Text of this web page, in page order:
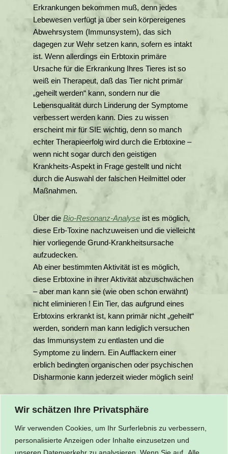
Wir schätzen Ihre Privatsphäre
Wir verwenden Cookies, um Ihr Surferlebnis zu verbessern,
personalisierte Anzeigen oder Inhalte einzusetzen und
unseren Datenverkehr zu analysieren. Wenn Sie auf „Alle
Erkrankungen bekommen muß, denn jedes
Lebewesen verfügt ja über sein körpereigenes
Abwehrsystem (Immunsystem), das sich
dagegen zur Wehr setzen kann, sofern es intakt
ist. Wenn allerdings ein Erbtoxin primäre
Ursache für die Erkrankung Ihres Tieres ist so
weiß ein Therapeut, daß das Tier nicht primär
„geheilt werden“ kann, sondern nur die
Lebensqualität durch Linderung der Symptome
verbessert werden kann. Dies zu wissen
erscheint mir für SIE wichtig, denn so manch
echter Therapieerfolg wird durch die Erbtoxine –
wenn nicht sogar durch den geistigen
Krankheits-Aspekt in Frage gestellt und nicht
durch die Auswahl der falschen Heilmittel oder
Maßnahmen.
Über die Bio-Resonanz-Analyse ist es möglich,
diese Erb-Toxine nachzuweisen und die vielleicht
hier vorliegende Grund-Krankheitsursache
aufzudecken.
Ab einer bestimmten Aktivität ist es möglich,
diese Erbtoxine in ihrer Aktivität abzuschwächen
– aber man kann sie (wie oben schon erwähnt)
nicht eliminieren ! Ein Tier, das aufgrund eines
Erbtoxins erkrankt ist, kann primär nicht „geheilt“
werden, sondern man kann lediglich versuchen
das Immunsystem zu entlasten und die
Symptome zu lindern. Ein Aufflackern einer
erblich bedingten organischen oder psychischen
Disharmonie kann jederzeit wieder möglich sein!
© der Texte liegt bei Petra Stein